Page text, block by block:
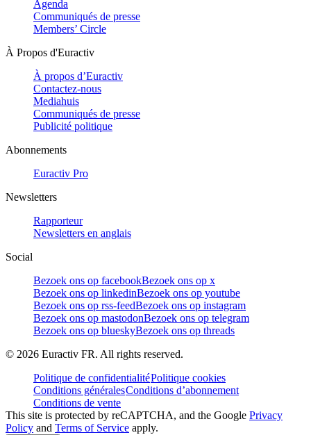
Agenda
Communiqués de presse
Members’ Circle
À Propos d'Euractiv
À propos d’Euractiv
Contactez-nous
Mediahuis
Communiqués de presse
Publicité politique
Abonnements
Euractiv Pro
Newsletters
Rapporteur
Newsletters en anglais
Social
Bezoek ons op facebookBezoek ons op x
Bezoek ons op linkedinBezoek ons op youtube
Bezoek ons op rss-feedBezoek ons op instagram
Bezoek ons op mastodonBezoek ons op telegram
Bezoek ons op blueskyBezoek ons op threads
© 2026 Euractiv FR. All rights reserved.
Politique de confidentialitéPolitique cookies
Conditions généralesConditions d’abonnement
Conditions de vente
This site is protected by reCAPTCHA, and the Google Privacy
Policy and Terms of Service apply.